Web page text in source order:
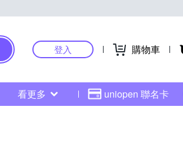
登入 購物車
看更多 uniopen 聯名卡